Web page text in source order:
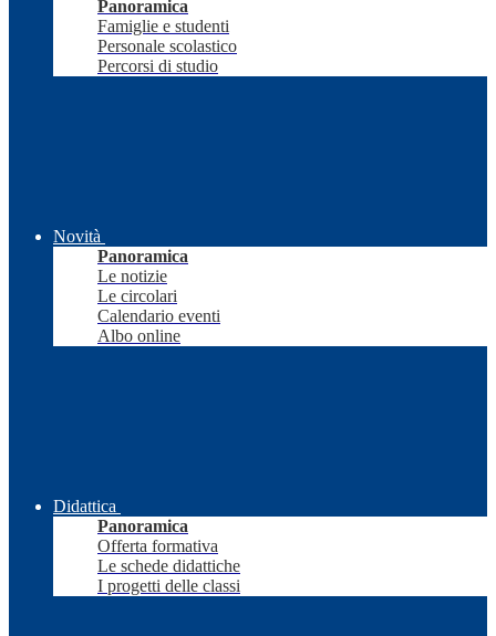
Panoramica
Famiglie e studenti
Personale scolastico
Percorsi di studio
Novità
Panoramica
Le notizie
Le circolari
Calendario eventi
Albo online
Didattica
Panoramica
Offerta formativa
Le schede didattiche
I progetti delle classi